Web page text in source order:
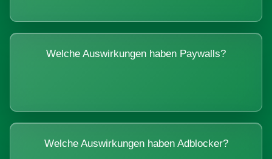
Welche Auswirkungen haben Paywalls?
Welche Auswirkungen haben Adblocker?